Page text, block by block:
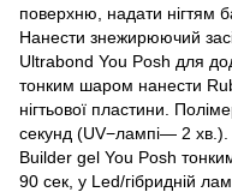
поверхню, надати нігтям
Нанести знежирюючий
Ultrabond You Posh для
тонким шаром нанести
нігтьової пластини.
секунд (UV−лампі— 2 хв.).
Builder gel You Posh
90 сек, у Led/гібридній